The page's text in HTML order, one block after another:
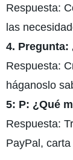
Respuesta:
las
4.
Respuesta:
háganoslo
5: P: ¿Qué
Respuesta:
PayPal,